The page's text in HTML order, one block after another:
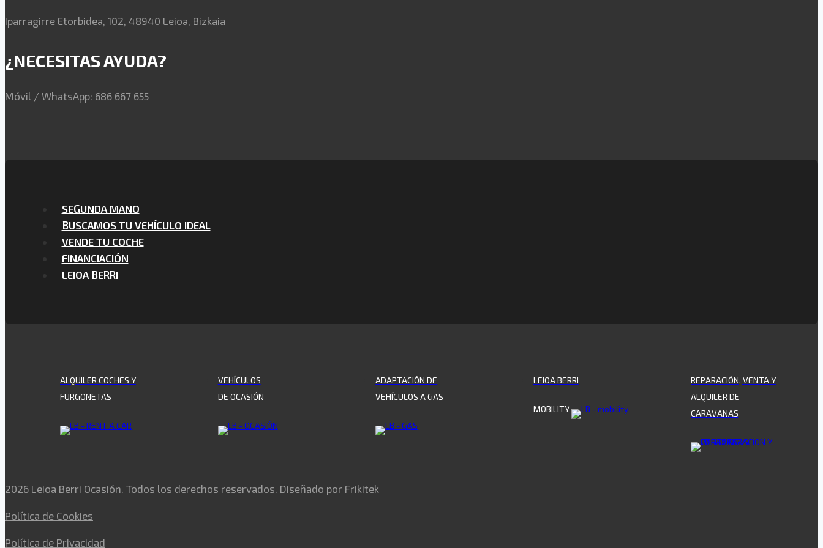
Iparragirre Etorbidea, 102, 48940 Leioa, Bizkaia
¿NECESITAS AYUDA?
Móvil / WhatsApp: 686 667 655
SEGUNDA MANO
BUSCAMOS TU VEHÍCULO IDEAL
VENDE TU COCHE
FINANCIACIÓN
LEIOA BERRI
ALQUILER COCHES Y
FURGONETAS
VEHÍCULOS
DE OCASIÓN
ADAPTACIÓN DE
VEHÍCULOS A GAS
LEIOA BERRI
MOBILITY
REPARACIÓN, VENTA Y
ALQUILER DE
CARAVANAS
2026 Leioa Berri Ocasión. Todos los derechos reservados. Diseñado por Frikitek
Política de Cookies
Política de Privacidad